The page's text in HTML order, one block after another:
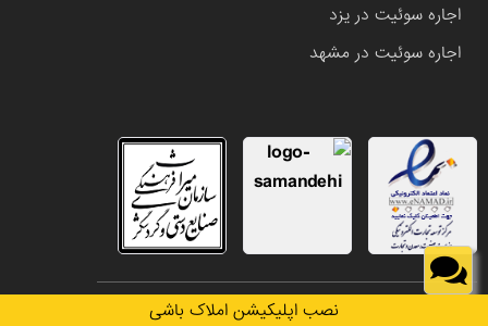
نصب اپلیکیشن املاک باشی
اجاره سوئیت در یزد
اجاره سوئیت در مشهد
تمامی حقوق این وب سایت متعلق به املاک باشی می باشد.